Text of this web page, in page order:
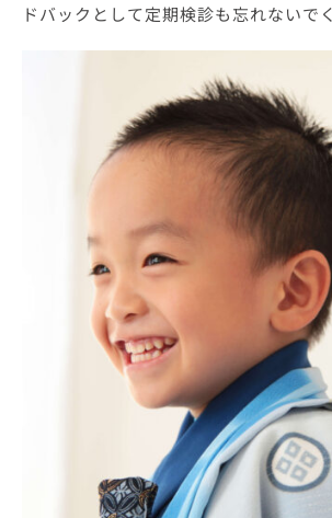
ドバックとして定期検診も忘れないで